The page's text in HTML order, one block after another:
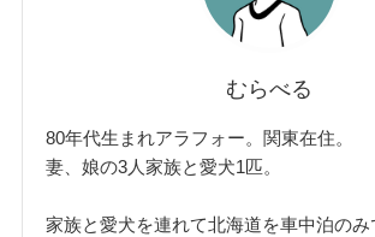
むらべる
80年代生まれアラフォー。関東在住。
妻、娘の3人家族と愛犬1匹。
家族と愛犬を連れて北海道を車中泊の